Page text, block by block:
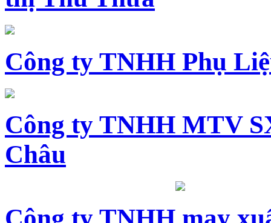
Công ty TNHH Phụ
Công ty TNHH MTV
Châu